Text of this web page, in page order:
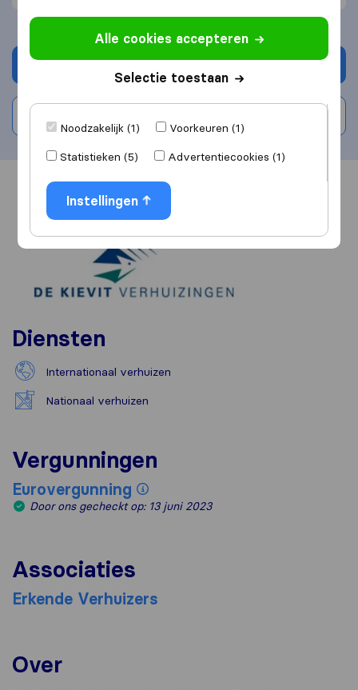
Vraag offerte aan
Overzicht Reviews
Diensten
Internationaal verhuizen
Nationaal verhuizen
Vergunningen
Eurovergunning
Door ons gecheckt op: 13 juni 2023
Associaties
Erkende Verhuizers
Over
Alle cookies accepteren
Selectie toestaan
Noodzakelijk (1)
Voorkeuren (1)
Statistieken (5)
Advertentiecookies (1)
Instellingen